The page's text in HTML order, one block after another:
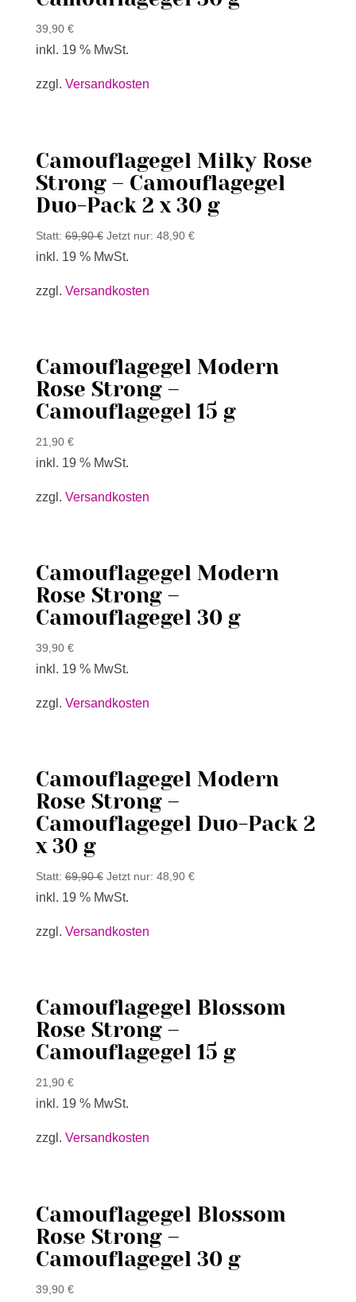
39,90 €
inkl. 19 % MwSt.
zzgl. Versandkosten
Camouflagegel Milky Rose
Strong – Camouflagegel
Duo-Pack 2 x 30 g
Statt: 69,90€ Jetzt nur: 48,90 €
inkl. 19 % MwSt.
zzgl. Versandkosten
Camouflagegel Modern
Rose Strong –
Camouflagegel 15 g
21,90 €
inkl. 19 % MwSt.
zzgl. Versandkosten
Camouflagegel Modern
Rose Strong –
Camouflagegel 30 g
39,90 €
inkl. 19 % MwSt.
zzgl. Versandkosten
Camouflagegel Modern
Rose Strong –
Camouflagegel Duo-Pack 2
x 30 g
Statt: 69,90€ Jetzt nur: 48,90 €
inkl. 19 % MwSt.
zzgl. Versandkosten
Camouflagegel Blossom
Rose Strong –
Camouflagegel 15 g
21,90 €
inkl. 19 % MwSt.
zzgl. Versandkosten
Camouflagegel Blossom
Rose Strong –
Camouflagegel 30 g
39,90 €